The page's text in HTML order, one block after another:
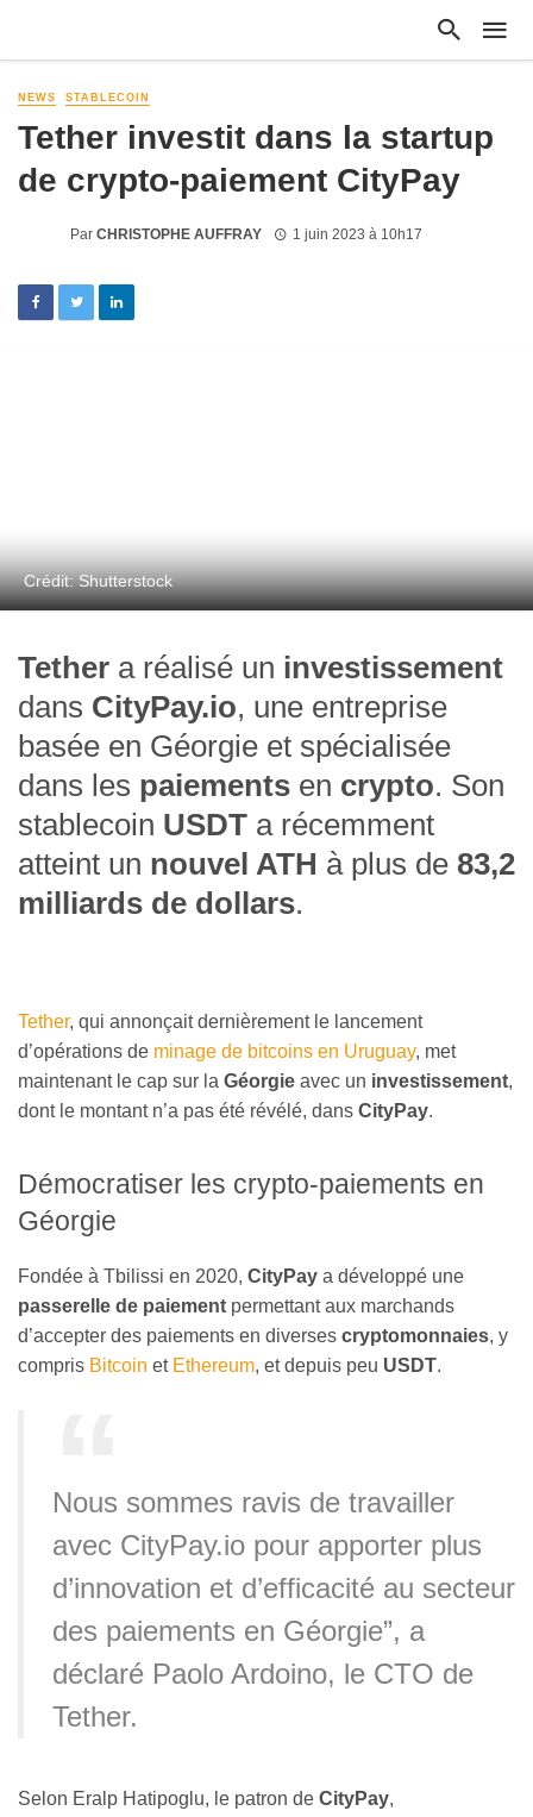
NEWS STABLECOIN
Tether investit dans la startup
de crypto-paiement CityPay
Par CHRISTOPHE AUFFRAY 1 juin 2023 à 10h17
Crédit: Shutterstock
Tether a réalisé un investissement
dans CityPay.io, une entreprise
basée en Géorgie et spécialisée
dans les paiements en crypto. Son
stablecoin USDT a récemment
atteint un nouvel ATH à plus de 83,2
milliards de dollars.
Tether, qui annonçait dernièrement le lancement
d’opérations de minage de bitcoins en Uruguay, met
maintenant le cap sur la Géorgie avec un investissement,
dont le montant n’a pas été révélé, dans CityPay.
Démocratiser les crypto-paiements en
Géorgie
Fondée à Tbilissi en 2020, CityPay a développé une
passerelle de paiement permettant aux marchands
d’accepter des paiements en diverses cryptomonnaies, y
compris Bitcoin et Ethereum, et depuis peu USDT.
Nous sommes ravis de travailler
avec CityPay.io pour apporter plus
d’innovation et d’efficacité au secteur
des paiements en Géorgie”, a
déclaré Paolo Ardoino, le CTO de
Tether.
Selon Eralp Hatipoglu, le patron de CityPay,